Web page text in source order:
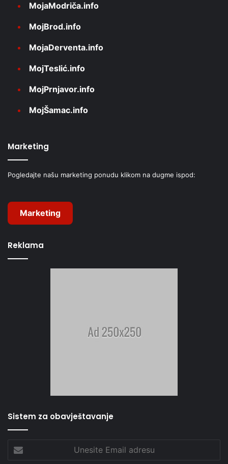
MojaModriča.info
MojBrod.info
MojaDerventa.info
MojTeslić.info
MojPrnjavor.info
MojŠamac.info
Marketing
Pogledajte našu marketing ponudu klikom na dugme ispod:
Marketing
Reklama
Sistem za obavještavanje
Unesite
Email